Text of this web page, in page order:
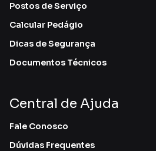
Postos de Serviço
Calcular Pedágio
Dicas de Segurança
Documentos Técnicos
Central de Ajuda
Fale Conosco
Dúvidas Frequentes